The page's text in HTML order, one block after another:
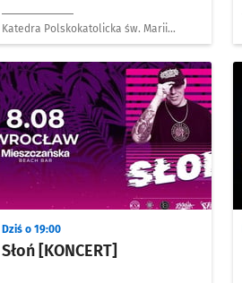
Katedra Polskokatolicka św. Marii
Magdaleny
Słoń [KONCERT]
Dziś o 19:00